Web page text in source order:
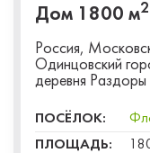
Дом 1800 м2
Россия,
Одинцовский
деревня Раздоры
ПОСЁЛОК:
ПЛОЩАДЬ: